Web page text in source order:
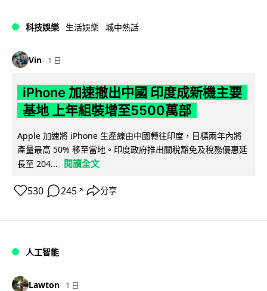
科技娛樂 生活娛樂 城中熱話
Vin 1 日
iPhone 加速撤出中國 印度成新機主要
基地 上年組裝增至5500萬部
Apple 加速將 iPhone 生產線由中國轉往印度，目標兩年內將
產量最高 50% 移至當地。印度政府推出關稅豁免及稅務優惠延
長至 204...
閱讀全文
530 245 ↗ 分享
人工智能
Lawton 1 日